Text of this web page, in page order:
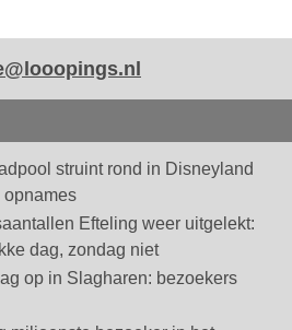
struint rond in Disneyland
opnames
Efteling weer uitgelekt:
dag, zondag niet
op in Slagharen: bezoekers